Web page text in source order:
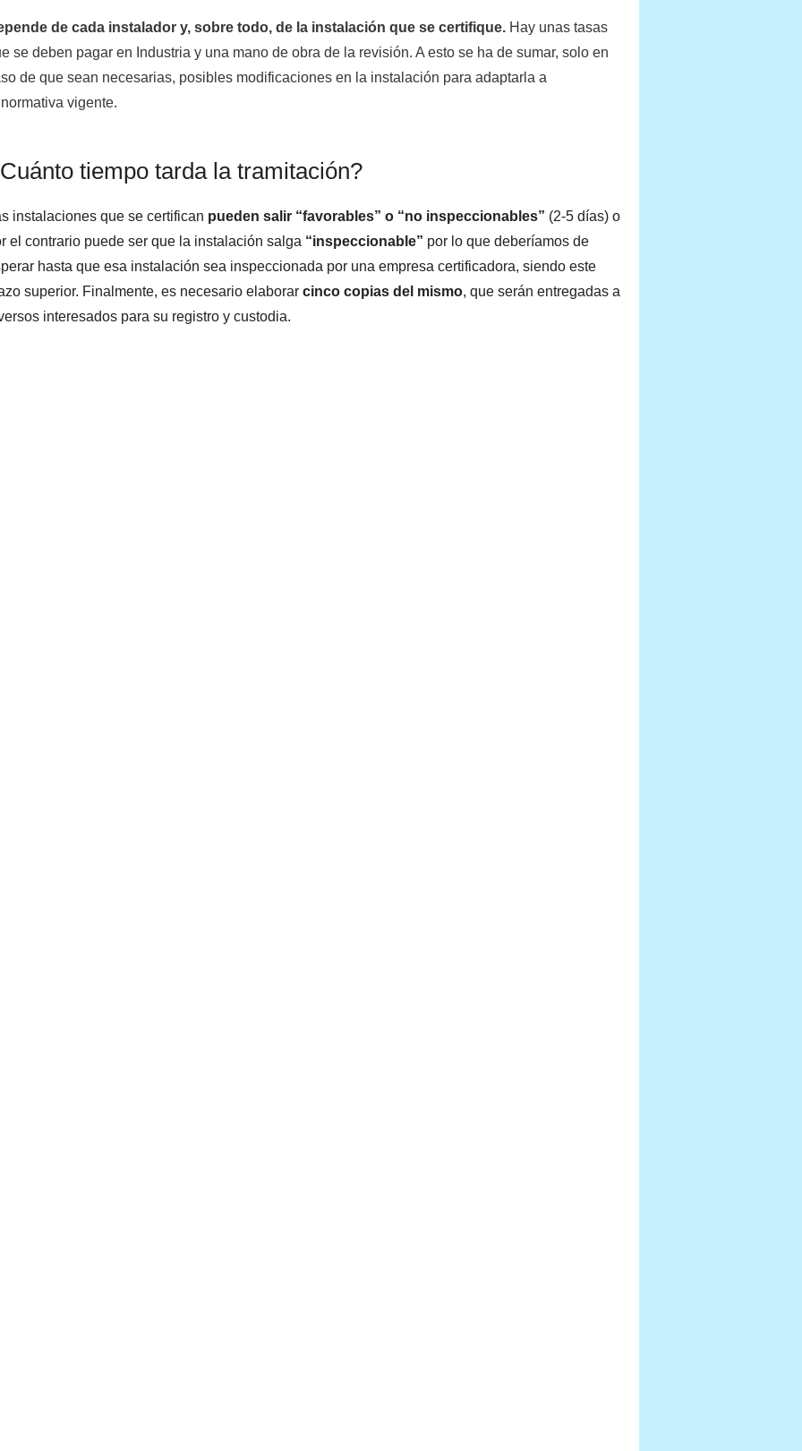
de cada instalador y, sobre todo, de la instalación que se certifique. Hay unas tasas
se deben pagar en Industria y una mano de obra de la revisión. A esto se ha de sumar, solo en
de que sean necesarias, posibles modificaciones en la instalación para adaptarla a
vigente.
tiempo tarda la tramitación?
instalaciones que se certifican pueden salir “favorables” o “no inspeccionables” (2-5 días) o
el contrario puede ser que la instalación salga “inspeccionable” por lo que deberíamos de
hasta que esa instalación sea inspeccionada por una empresa certificadora, siendo este
superior. Finalmente, es necesario elaborar cinco copias del mismo, que serán entregadas a
interesados para su registro y custodia.